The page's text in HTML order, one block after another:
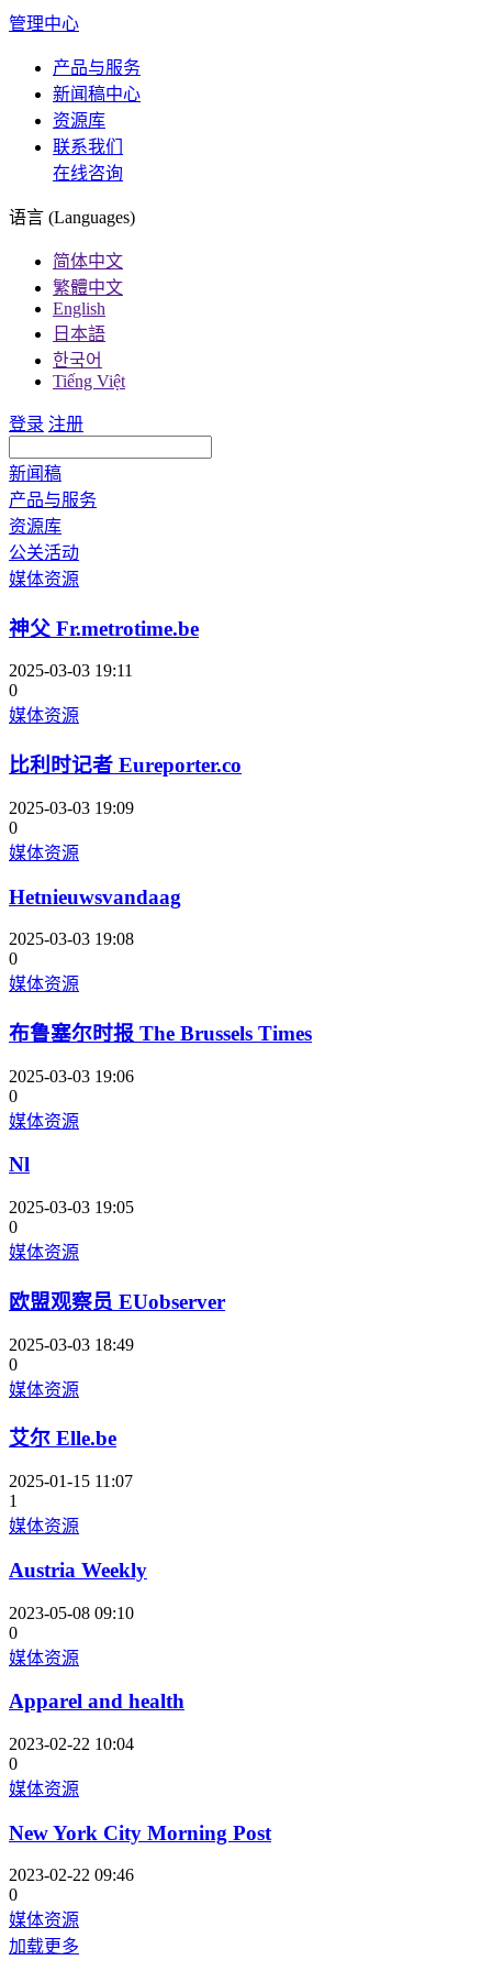
管理中心
产品与服务
新闻稿中心
资源库
联系我们
在线咨询
语言 (Languages)
简体中文
繁體中文
English
日本語
한국어
Tiếng Việt
登录 注册
新闻稿
产品与服务
资源库
公关活动
媒体资源
神父 Fr.metrotime.be
2025-03-03 19:11
0
媒体资源
比利时记者 Eureporter.co
2025-03-03 19:09
0
媒体资源
Hetnieuwsvandaag
2025-03-03 19:08
0
媒体资源
布鲁塞尔时报 The Brussels Times
2025-03-03 19:06
0
媒体资源
Nl
2025-03-03 19:05
0
媒体资源
欧盟观察员 EUobserver
2025-03-03 18:49
0
媒体资源
艾尔 Elle.be
2025-01-15 11:07
1
媒体资源
Austria Weekly
2023-05-08 09:10
0
媒体资源
Apparel and health
2023-02-22 10:04
0
媒体资源
New York City Morning Post
2023-02-22 09:46
0
媒体资源
加载更多